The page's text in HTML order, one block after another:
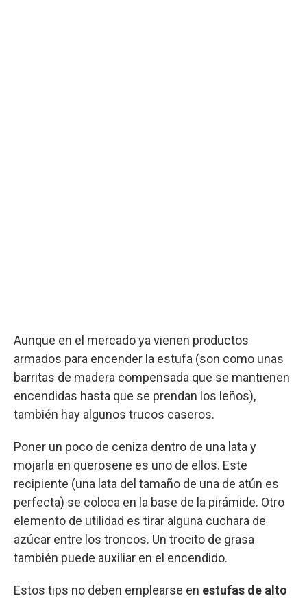
Aunque en el mercado ya vienen productos
armados para encender la estufa (son como unas
barritas de madera compensada que se mantienen
encendidas hasta que se prendan los leños),
también hay algunos trucos caseros.
Poner un poco de ceniza dentro de una lata y
mojarla en querosene es uno de ellos. Este
recipiente (una lata del tamaño de una de atún es
perfecta) se coloca en la base de la pirámide. Otro
elemento de utilidad es tirar alguna cuchara de
azúcar entre los troncos. Un trocito de grasa
también puede auxiliar en el encendido.
Estos tips no deben emplearse en estufas de alto